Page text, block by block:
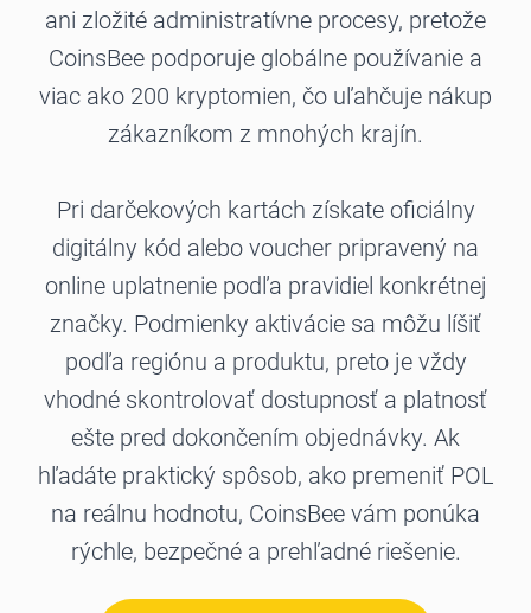
ani zložité administratívne procesy, pretože
CoinsBee podporuje globálne používanie a
viac ako 200 kryptomien, čo uľahčuje nákup
zákazníkom z mnohých krajín.
Pri darčekových kartách získate oficiálny
digitálny kód alebo voucher pripravený na
online uplatnenie podľa pravidiel konkrétnej
značky. Podmienky aktivácie sa môžu líšiť
podľa regiónu a produktu, preto je vždy
vhodné skontrolovať dostupnosť a platnosť
ešte pred dokončením objednávky. Ak
hľadáte praktický spôsob, ako premeniť POL
na reálnu hodnotu, CoinsBee vám ponúka
rýchle, bezpečné a prehľadné riešenie.